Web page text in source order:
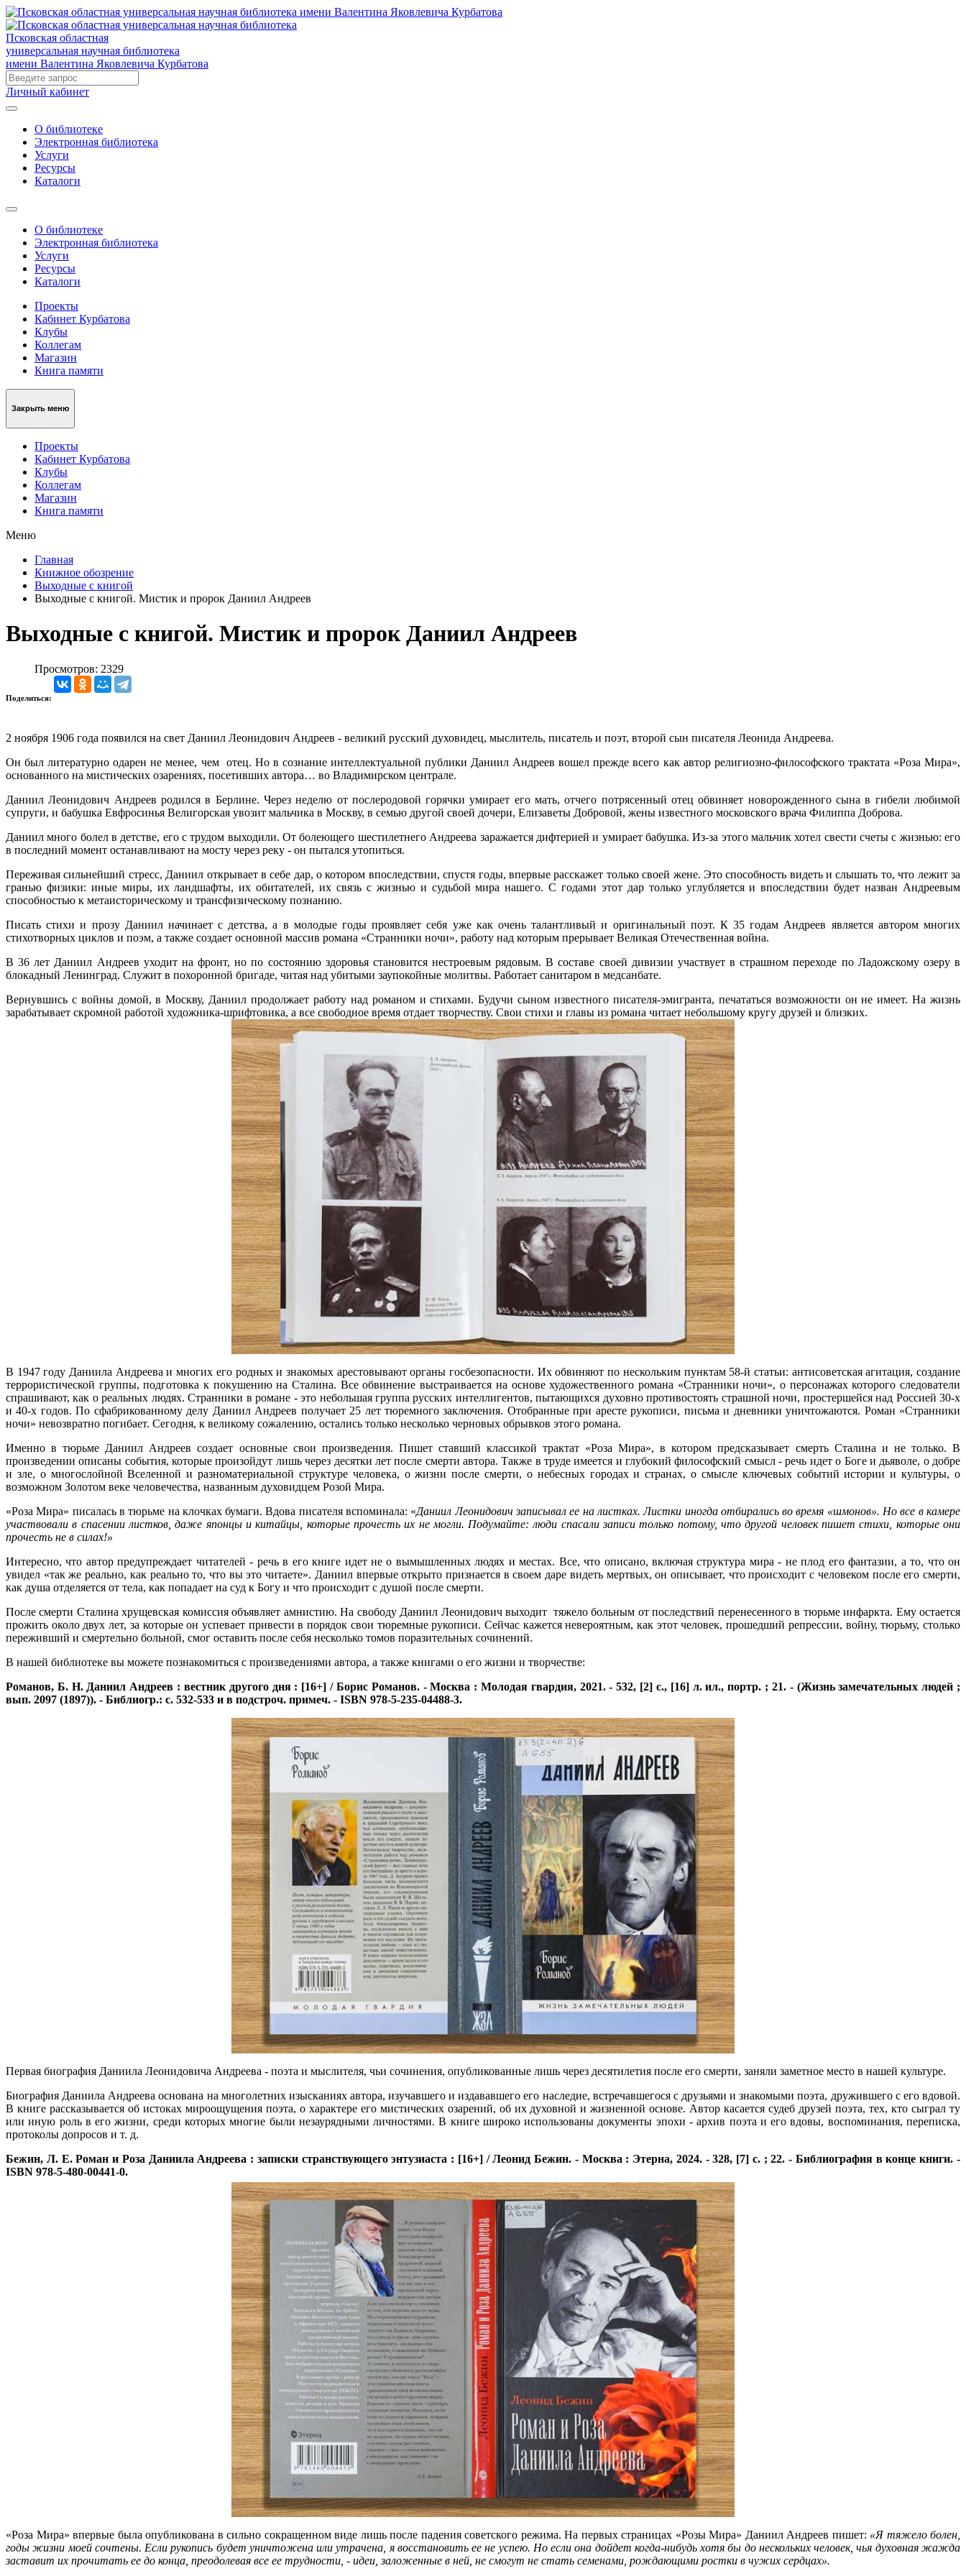
Псковская областная
универсальная научная библиотека
имени Валентина Яковлевича Курбатова
Личный кабинет
О библиотеке
Электронная библиотека
Услуги
Ресурсы
Каталоги
О библиотеке
Электронная библиотека
Услуги
Ресурсы
Каталоги
Проекты
Кабинет Курбатова
Клубы
Коллегам
Магазин
Книга памяти
Закрыть меню
Проекты
Кабинет Курбатова
Клубы
Коллегам
Магазин
Книга памяти
Меню
Главная
Книжное обозрение
Выходные с книгой
Выходные с книгой. Мистик и пророк Даниил Андреев
Выходные с книгой. Мистик и пророк Даниил Андреев
Просмотров: 2329
Поделиться:
2 ноября 1906 года появился на свет Даниил Леонидович Андреев - великий русский духовидец, мыслитель, писатель и поэт, второй сын писателя Леонида Андреева.
Он был литературно одарен не менее, чем отец. Но в сознание интеллектуальной публики Даниил Андреев вошел прежде всего как автор религиозно-философского трактата «Роза Мира»,
основанного на мистических озарениях, посетивших автора… во Владимирском централе.
Даниил Леонидович Андреев родился в Берлине. Через неделю от послеродовой горячки умирает его мать, отчего потрясенный отец обвиняет новорожденного сына в гибели любимой
супруги, и бабушка Евфросинья Велигорская увозит мальчика в Москву, в семью другой своей дочери, Елизаветы Добровой, жены известного московского врача Филиппа Доброва.
Даниил много болел в детстве, его с трудом выходили. От болеющего шестилетнего Андреева заражается дифтерией и умирает бабушка. Из-за этого мальчик хотел свести счеты с жизнью: его
в последний момент останавливают на мосту через реку - он пытался утопиться.
Переживая сильнейший стресс, Даниил открывает в себе дар, о котором впоследствии, спустя годы, впервые расскажет только своей жене. Это способность видеть и слышать то, что лежит за
гранью физики: иные миры, их ландшафты, их обитателей, их связь с жизнью и судьбой мира нашего. С годами этот дар только углубляется и впоследствии будет назван Андреевым
способностью к метаисторическому и трансфизическому познанию.
Писать стихи и прозу Даниил начинает с детства, а в молодые годы проявляет себя уже как очень талантливый и оригинальный поэт. К 35 годам Андреев является автором многих
стихотворных циклов и поэм, а также создает основной массив романа «Странники ночи», работу над которым прерывает Великая Отечественная война.
В 36 лет Даниил Андреев уходит на фронт, но по состоянию здоровья становится нестроевым рядовым. В составе своей дивизии участвует в страшном переходе по Ладожскому озеру в
блокадный Ленинград. Служит в похоронной бригаде, читая над убитыми заупокойные молитвы. Работает санитаром в медсанбате.
Вернувшись с войны домой, в Москву, Даниил продолжает работу над романом и стихами. Будучи сыном известного писателя-эмигранта, печататься возможности он не имеет. На жизнь
зарабатывает скромной работой художника-шрифтовика, а все свободное время отдает творчеству. Свои стихи и главы из романа читает небольшому кругу друзей и близких.
В 1947 году Даниила Андреева и многих его родных и знакомых арестовывают органы госбезопасности. Их обвиняют по нескольким пунктам 58-й статьи: антисоветская агитация, создание
террористической группы, подготовка к покушению на Сталина. Все обвинение выстраивается на основе художественного романа «Странники ночи», о персонажах которого следователи
спрашивают, как о реальных людях. Странники в романе - это небольшая группа русских интеллигентов, пытающихся духовно противостоять страшной ночи, простершейся над Россией 30-х
и 40-х годов. По сфабрикованному делу Даниил Андреев получает 25 лет тюремного заключения. Отобранные при аресте рукописи, письма и дневники уничтожаются. Роман «Странники
ночи» невозвратно погибает. Сегодня, к великому сожалению, остались только несколько черновых обрывков этого романа.
Именно в тюрьме Даниил Андреев создает основные свои произведения. Пишет ставший классикой трактат «Роза Мира», в котором предсказывает смерть Сталина и не только. В
произведении описаны события, которые произойдут лишь через десятки лет после смерти автора. Также в труде имеется и глубокий философский смысл - речь идет о Боге и дьяволе, о добре
и зле, о многослойной Вселенной и разноматериальной структуре человека, о жизни после смерти, о небесных городах и странах, о смысле ключевых событий истории и культуры, о
возможном Золотом веке человечества, названным духовидцем Розой Мира.
«Роза Мира» писалась в тюрьме на клочках бумаги. Вдова писателя вспоминала: «Даниил Леонидович записывал ее на листках. Листки иногда отбирались во время «шмонов». Но все в камере
участвовали в спасении листков, даже японцы и китайцы, которые прочесть их не могли. Подумайте: люди спасали записи только потому, что другой человек пишет стихи, которые они
прочесть не в силах!»
Интересно, что автор предупреждает читателей - речь в его книге идет не о вымышленных людях и местах. Все, что описано, включая структура мира - не плод его фантазии, а то, что он
увидел «так же реально, как реально то, что вы это читаете». Даниил впервые открыто признается в своем даре видеть мертвых, он описывает, что происходит с человеком после его смерти,
как душа отделяется от тела, как попадает на суд к Богу и что происходит с душой после смерти.
После смерти Сталина хрущевская комиссия объявляет амнистию. На свободу Даниил Леонидович выходит тяжело больным от последствий перенесенного в тюрьме инфаркта. Ему остается
прожить около двух лет, за которые он успевает привести в порядок свои тюремные рукописи. Сейчас кажется невероятным, как этот человек, прошедший репрессии, войну, тюрьму, столько
переживший и смертельно больной, смог оставить после себя несколько томов поразительных сочинений.
В нашей библиотеке вы можете познакомиться с произведениями автора, а также книгами о его жизни и творчестве:
Романов, Б. Н.Даниил Андреев : вестник другого дня : [16+] / Борис Романов. - Москва : Молодая гвардия, 2021. - 532, [2] с., [16] л. ил., портр. ; 21. - (Жизнь замечательных людей ;
вып. 2097 (1897)). - Библиогр.: с. 532-533 и в подстроч. примеч. - ISBN 978-5-235-04488-3.
Первая биография Даниила Леонидовича Андреева - поэта и мыслителя, чьи сочинения, опубликованные лишь через десятилетия после его смерти, заняли заметное место в нашей культуре.
Биография Даниила Андреева основана на многолетних изысканиях автора, изучавшего и издававшего его наследие, встречавшегося с друзьями и знакомыми поэта, дружившего с его вдовой.
В книге рассказывается об истоках мироощущения поэта, о характере его мистических озарений, об их духовной и жизненной основе. Автор касается судеб друзей поэта, тех, кто сыграл ту
или иную роль в его жизни, среди которых многие были незаурядными личностями. В книге широко использованы документы эпохи - архив поэта и его вдовы, воспоминания, переписка,
протоколы допросов и т. д.
Бежин, Л. Е.Роман и Роза Даниила Андреева : записки странствующего энтузиаста : [16+] / Леонид Бежин. - Москва : Этерна, 2024. - 328, [7] с. ; 22. - Библиография в конце книги. -
ISBN 978-5-480-00441-0.
«Роза Мира» впервые была опубликована в сильно сокращенном виде лишь после падения советского режима. На первых страницах «Розы Мира» Даниил Андреев пишет: «Я тяжело болен,
годы жизни моей сочтены. Если рукопись будет уничтожена или утрачена, я восстановить ее не успею. Но если она дойдет когда-нибудь хотя бы до нескольких человек, чья духовная жажда
заставит их прочитать ее до конца, преодолевая все ее трудности, - идеи, заложенные в ней, не смогут не стать семенами, рождающими ростки в чужих сердцах».